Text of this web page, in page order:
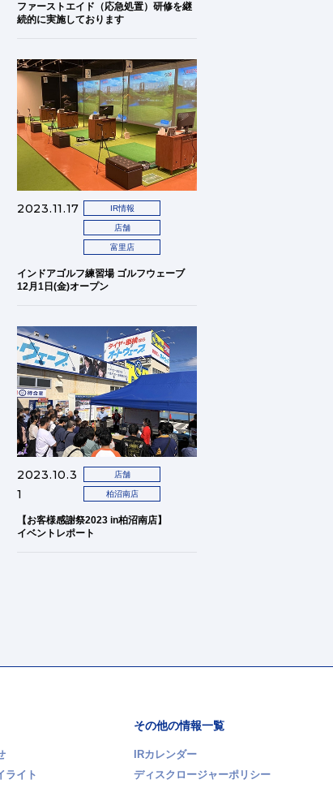
ファーストエイド（応急処置）研修を継
続的に実施しております
2023.11.17 IR情報
店舗
富里店
インドアゴルフ練習場 ゴルフウェーブ
12月1日(金)オープン
2023.10.3
1
店舗
柏沼南店
【お客様感謝祭2023 in柏沼南店】
イベントレポート
ライト
その他の情報一覧
IRカレンダー
ディスクロージャーポリシー